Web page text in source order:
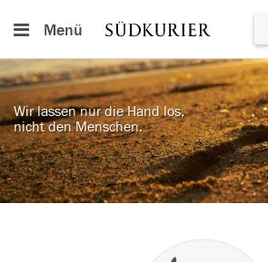
Menü
Wir lassen nur die Hand los,
nicht den Menschen.